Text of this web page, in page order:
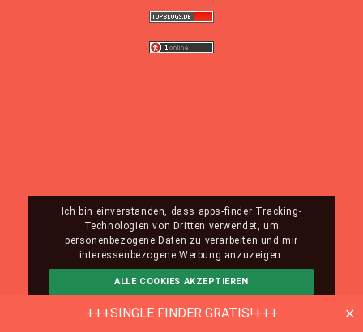
+++SINGLE FINDER GRATIS!+++ ✕
Ich bin einverstanden, dass apps-finder Tracking-
Technologien von Dritten verwendet, um
personenbezogene Daten zu verarbeiten und mir
interessenbezogene Werbung anzuzeigen.
ALLE COOKIES AKZEPTIEREN
ABLEHNEN MEHR INFO